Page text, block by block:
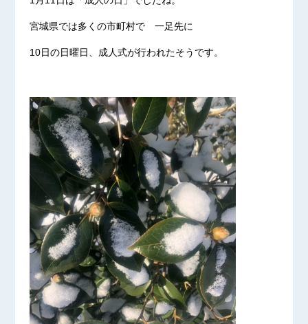
宮城県では多くの市町村で 一足先に
10日の日曜日、成人式が行われたそうです。